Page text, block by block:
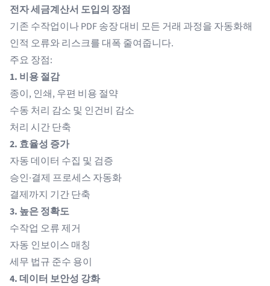
전자 세금계산서 도입의 장점
기존 수작업이나 PDF 송장 대비 모든 거래 과정을 자동화해
인적 오류와 리스크를 대폭 줄여줍니다.
주요 장점:
1. 비용 절감
종이, 인쇄, 우편 비용 절약
수동 처리 감소 및 인건비 감소
처리 시간 단축
2. 효율성 증가
자동 데이터 수집 및 검증
승인·결제 프로세스 자동화
결제까지 기간 단축
3. 높은 정확도
수작업 오류 제거
자동 인보이스 매칭
세무 법규 준수 용이
4. 데이터 보안성 강화